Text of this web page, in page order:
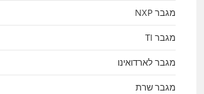
מגבר NXP
מגבר TI
מגבר לארדואינו
מגבר שרת